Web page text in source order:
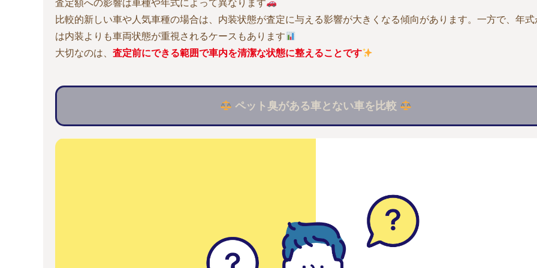
査定額への影響は車種や年式によって異なります
比較的新しい車や人気車種の場合は、内装状態が査定に与える影響が大きくなる傾向があります。一方で、年
は内装よりも車両状態が重視されるケースもあります
大切なのは、 査定前にできる範囲で車内を清潔な状態に整えることです
ペット臭がある車とない車を比較